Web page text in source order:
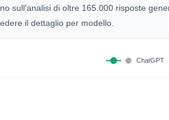
sull'analisi di oltre 165.000 risposte
il dettaglio per modello.